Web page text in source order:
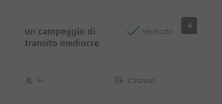
un campeggio di
transito mediocre
Verificato
4
H. Caravan